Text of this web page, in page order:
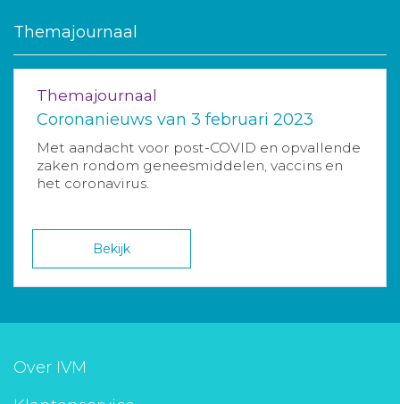
Themajournaal
Themajournaal
Coronanieuws van 3 februari 2023
Met aandacht voor post-COVID en opvallende
zaken rondom geneesmiddelen, vaccins en
het coronavirus.
Bekijk
Over IVM